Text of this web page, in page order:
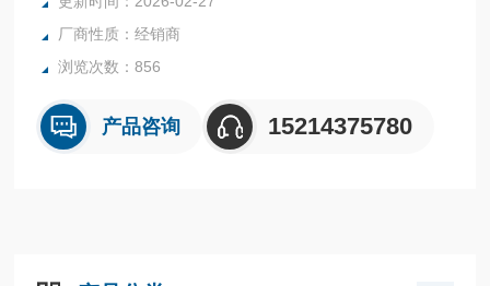
厂商性质：经销商
浏览次数：856
产品咨询 15214375780